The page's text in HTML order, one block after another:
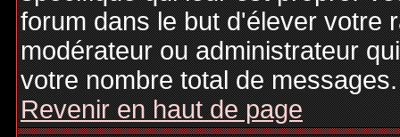
forum dans le but d'élever votre
modérateur ou administrateur
votre nombre total de messages.
Revenir en haut de page